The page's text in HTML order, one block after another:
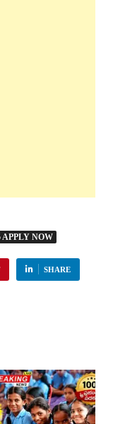
NOW
SHARE